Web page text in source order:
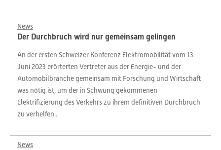
News
Der Durchbruch wird nur gemeinsam gelingen
An der ersten Schweizer Konferenz Elektromobilität vom 13.
Juni 2023 erörterten Vertreter aus der Energie- und der
Automobilbranche gemeinsam mit Forschung und Wirtschaft
was nötig ist, um der in Schwung gekommenen
Elektrifizierung des Verkehrs zu ihrem definitiven Durchbruch
zu verhelfen...
News